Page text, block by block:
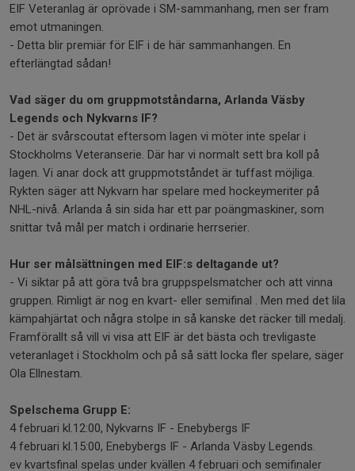
EIF Veteranlag är oprövade i SM-sammanhang, men ser fram
emot utmaningen.
- Detta blir premiär för EIF i de här sammanhangen. En
efterlängtad sådan!
Vad säger du om gruppmotståndarna, Arlanda Väsby
Legends och Nykvarns IF?
- Det är svårscoutat eftersom lagen vi möter inte spelar i
Stockholms Veteranserie. Där har vi normalt sett bra koll på
lagen. Vi anar dock att gruppmotståndet är tuffast möjliga.
Rykten säger att Nykvarn har spelare med hockeymeriter på
NHL-nivå. Arlanda å sin sida har ett par poängmaskiner, som
snittar två mål per match i ordinarie herrserier.
Hur ser målsättningen med EIF:s deltagande ut?
- Vi siktar på att göra två bra gruppspelsmatcher och att vinna
gruppen. Rimligt är nog en kvart- eller semifinal . Men med det lila
kämpahjärtat och några stolpe in så kanske det räcker till medalj.
Framförallt så vill vi visa att EIF är det bästa och trevligaste
veteranlaget i Stockholm och på så sätt locka fler spelare, säger
Ola Ellnestam.
Spelschema Grupp E:
4 februari kl.12:00, Nykvarns IF - Enebybergs IF
4 februari kl.15:00, Enebybergs IF - Arlanda Väsby Legends.
ev kvartsfinal spelas under kvällen 4 februari och semifinaler